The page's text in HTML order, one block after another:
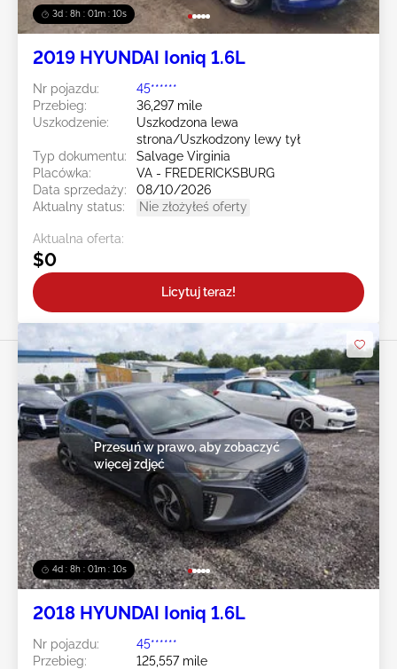
3d : 8h : 01m : 08s
2019 HYUNDAI Ioniq 1.6L
Nr pojazdu:
45******
Przebieg:
36,297 mile
Uszkodzenie:
Uszkodzona lewa
strona/Uszkodzony lewy tył
Typ dokumentu:
Salvage Virginia
Placówka:
VA - FREDERICKSBURG
Data sprzedaży:
08/10/2026
Aktualny status:
Nie złożyłeś oferty
Aktualna oferta:
$0
Licytuj teraz!
4d : 8h : 01m : 08s
Przesuń w prawo, aby zobaczyć
więcej zdjęć
2018 HYUNDAI Ioniq 1.6L
Nr pojazdu:
45******
Przebieg:
125,557 mile